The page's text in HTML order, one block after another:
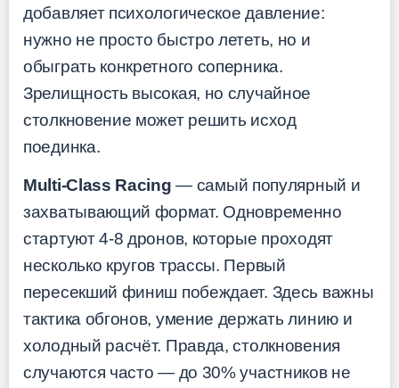
добавляет психологическое давление:
нужно не просто быстро лететь, но и
обыграть конкретного соперника.
Зрелищность высокая, но случайное
столкновение может решить исход
поединка.
Multi-Class Racing — самый популярный и
захватывающий формат. Одновременно
стартуют 4-8 дронов, которые проходят
несколько кругов трассы. Первый
пересекший финиш побеждает. Здесь важны
тактика обгонов, умение держать линию и
холодный расчёт. Правда, столкновения
случаются часто — до 30% участников не